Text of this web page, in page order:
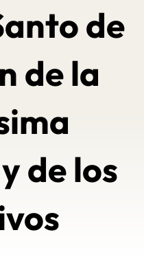
de
de la
de los